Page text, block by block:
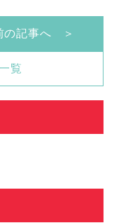
覧
の記事へ ＞